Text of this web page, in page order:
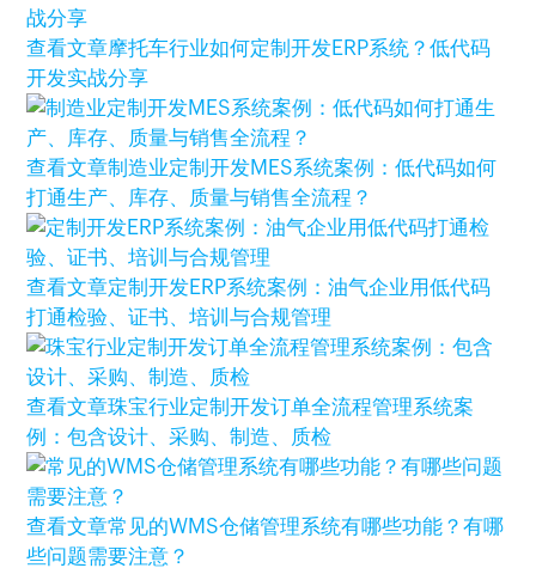
查看文章摩托车行业如何定制开发ERP系统？低代码
开发实战分享
查看文章制造业定制开发MES系统案例：低代码如何
打通生产、库存、质量与销售全流程？
查看文章定制开发ERP系统案例：油气企业用低代码
打通检验、证书、培训与合规管理
查看文章珠宝行业定制开发订单全流程管理系统案
例：包含设计、采购、制造、质检
查看文章常见的WMS仓储管理系统有哪些功能？有哪
些问题需要注意？